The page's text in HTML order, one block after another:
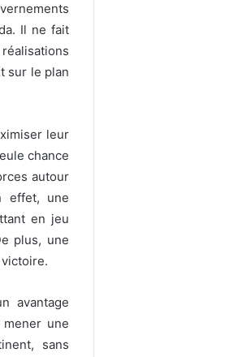
Il ne fait
sur le plan
leur
chance
autour
effet, une
en jeu
plus, une
avantage
une
sans